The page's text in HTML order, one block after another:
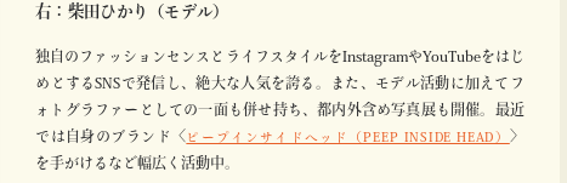
右：柴田ひかり（モデル）
独自のファッションセンスとライフスタイルをInstagramやYouTubeをはじ
めとするSNSで発信し、絶大な人気を誇る。また、モデル活動に加えてフ
ォトグラファーとしての一面も併せ持ち、都内外含め写真展も開催。最近
では自身のブランド〈 ピープインサイドヘッド（PEEP INSIDE HEAD）
〉
を手がけるなど幅広く活動中。